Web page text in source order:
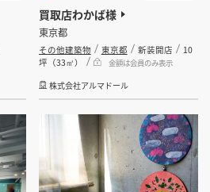
買取店わかば様
東京都
その他建築物 東京都 新装開店
10
坪（33㎡）
金額は会員のみ表示
株式会社アルマドール